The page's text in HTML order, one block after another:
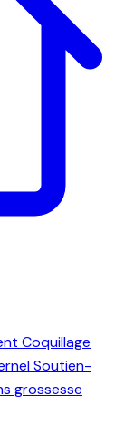
Coquillage
Soutien-
grossesse